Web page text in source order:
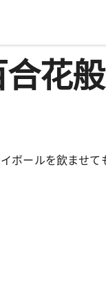
花般
ボールを飲ませて